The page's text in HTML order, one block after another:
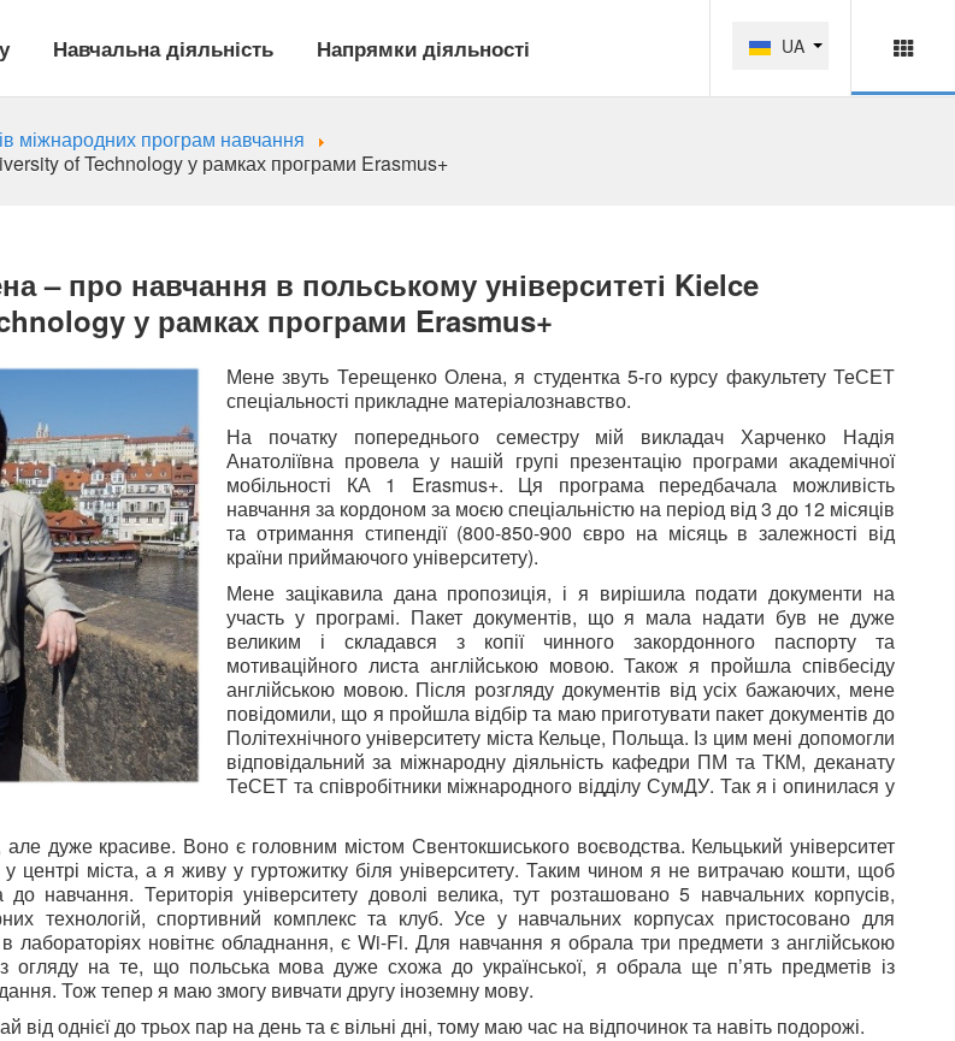
Навчальна діяльність Напрямки діяльності UA
міжнародних програм навчання
of Technology у рамках програми Erasmus+
– про навчання в польському університеті Kielce
у рамках програми Erasmus+
Мене звуть Терещенко Олена, я студентка 5-го курсу факультету ТеСЕТ
спеціальності прикладне матеріалознавство.
На початку попереднього семестру мій викладач Харченко Надія
Анатоліївна провела у нашій групі презентацію програми академічної
мобільності КА 1 Erasmus+. Ця програма передбачала можливість
навчання за кордоном за моєю спеціальністю на період від 3 до 12 місяців
та отримання стипендії (800-850-900 євро на місяць в залежності від
країни приймаючого університету).
Мене зацікавила дана пропозиція, і я вирішила подати документи на
участь у програмі. Пакет документів, що я мала надати був не дуже
великим і складався з копії чинного закордонного паспорту та
мотиваційного листа англійською мовою. Також я пройшла співбесіду
англійською мовою. Після розгляду документів від усіх бажаючих, мене
повідомили, що я пройшла відбір та маю приготувати пакет документів до
Політехнічного університету міста Кельце, Польща. Із цим мені допомогли
відповідальний за міжнародну діяльність кафедри ПМ та ТКМ, деканату
ТеСЕТ та співробітники міжнародного відділу СумДУ. Так я і опинилася у
дуже красиве. Воно є головним містом Свентокшиського воєводства. Кельцький університет
центрі міста, а я живу у гуртожитку біля університету. Таким чином я не витрачаю кошти, щоб
до навчання. Територія університету доволі велика, тут розташовано 5 навчальних корпусів,
технологій, спортивний комплекс та клуб. Усе у навчальних корпусах пристосовано для
лабораторіях новітнє обладнання, є Wi-Fi. Для навчання я обрала три предмети з англійською
огляду на те, що польська мова дуже схожа до української, я обрала ще п’ять предметів із
Тож тепер я маю змогу вивчати другу іноземну мову.
від однієї до трьох пар на день та є вільні дні, тому маю час на відпочинок та навіть подорожі.